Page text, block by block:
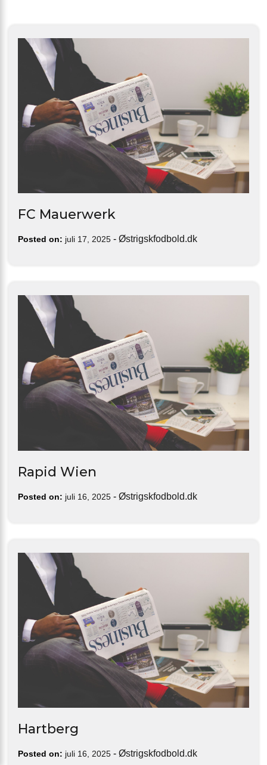
FC Mauerwerk
Posted on: juli 17, 2025 - Østrigskfodbold.dk
Rapid Wien
Posted on: juli 16, 2025 - Østrigskfodbold.dk
Hartberg
Posted on: juli 16, 2025 - Østrigskfodbold.dk